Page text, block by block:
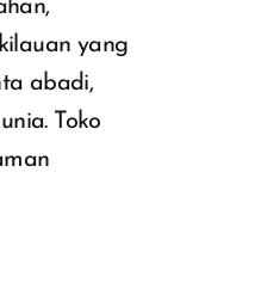
yang
abadi,
Toko